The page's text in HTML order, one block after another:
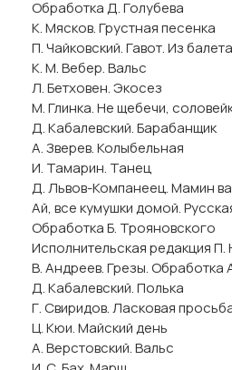
Обработка Д. Голубева
К. Мясков. Грустная песенка
П. Чайковский. Гавот. Из
К. М. Вебер. Вальс
Л. Бетховен. Экосез
М. Глинка. Не щебечи,
Д. Кабалевский. Барабанщик
А. Зверев. Колыбельная
И. Тамарин. Танец
Д. Львов-Компанеец. Мамин
Ай, все кумушки домой.
Обработка Б. Трояновского
Исполнительская редакция
В. Андреев. Грезы. Обработка
Д. Кабалевский. Полька
Г. Свиридов. Ласковая
Ц. Кюи. Майский день
А. Верстовский. Вальс